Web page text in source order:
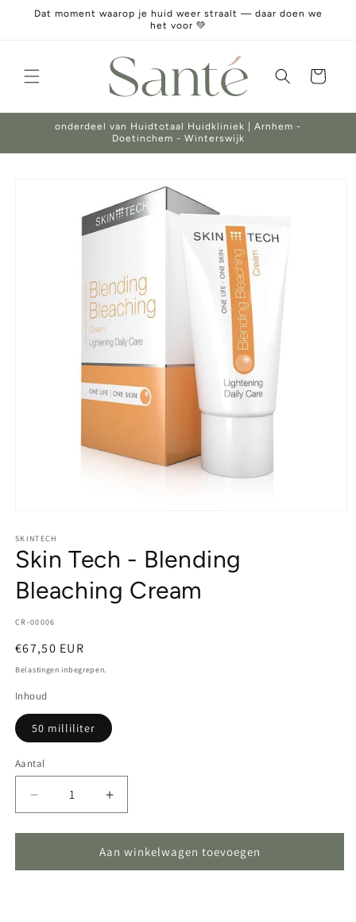
naar de
Dat moment waarop je huid weer straalt — daar doen we
het voor 💚
Winkelwagen
onderdeel van Huidtotaal Huidkliniek | Arnhem -
Doetinchem - Winterswijk
SKINTECH
Skin Tech - Blending
Bleaching Cream
SKU:
CR-00006
Normale
prijs
€67,50 EUR
Belastingen inbegrepen.
Inhoud
50 milliliter
Aantal
Aantal
Aantal
verlagen
voor
Tech
Aantal
verhogen
voor
Skin
Tech
Aan winkelwagen toevoegen